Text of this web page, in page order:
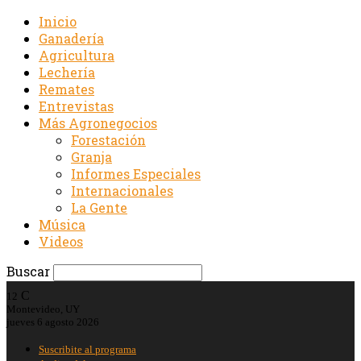
Inicio
Ganadería
Agricultura
Lechería
Remates
Entrevistas
Más Agronegocios
Forestación
Granja
Informes Especiales
Internacionales
La Gente
Música
Videos
Buscar
12 C
Montevideo, UY
jueves 6 agosto 2026
Suscribite al programa